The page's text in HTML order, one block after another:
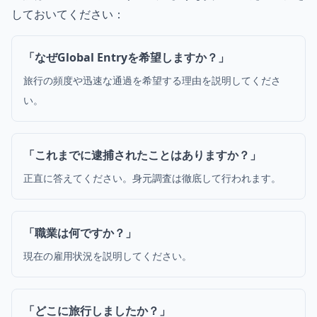
しておいてください：
「なぜGlobal Entryを希望しますか？」
旅行の頻度や迅速な通過を希望する理由を説明してくださ
い。
「これまでに逮捕されたことはありますか？」
正直に答えてください。身元調査は徹底して行われます。
「職業は何ですか？」
現在の雇用状況を説明してください。
「どこに旅行しましたか？」